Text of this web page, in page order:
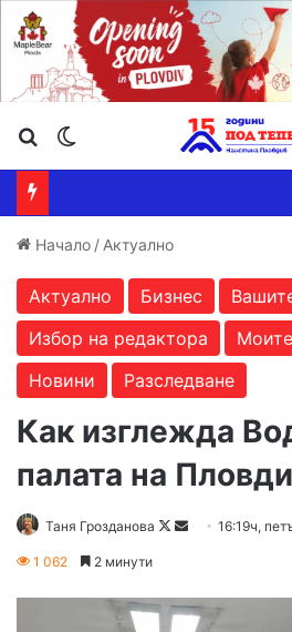
Търсене ...
Начало / Актуално
Актуално Бизнес
Избор на редактора
Новини
Разследване
Как изглежда
палата на
Таня Грозданова
Follow
Send16:19ч,
1 062 2 минути